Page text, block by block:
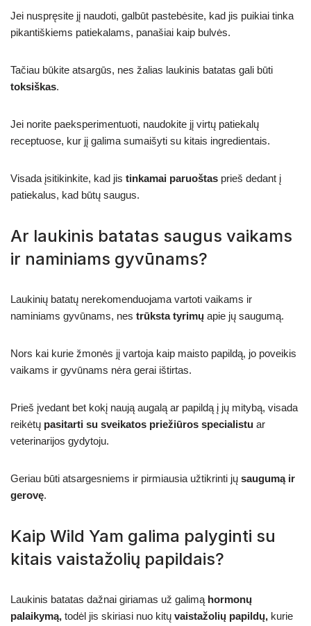
Jei nuspręsite jį naudoti, galbūt pastebėsite, kad jis puikiai tinka
pikantiškiems patiekalams, panašiai kaip bulvės.
Tačiau būkite atsargūs, nes žalias laukinis batatas gali būti
toksiškas.
Jei norite paeksperimentuoti, naudokite jį virtų patiekalų
receptuose, kur jį galima sumaišyti su kitais ingredientais.
Visada įsitikinkite, kad jis tinkamai paruoštas prieš dedant į
patiekalus, kad būtų saugus.
Ar laukinis batatas saugus vaikams
ir naminiams gyvūnams?
Laukinių batatų nerekomenduojama vartoti vaikams ir
naminiams gyvūnams, nes trūksta tyrimų apie jų saugumą.
Nors kai kurie žmonės jį vartoja kaip maisto papildą, jo poveikis
vaikams ir gyvūnams nėra gerai ištirtas.
Prieš įvedant bet kokį naują augalą ar papildą į jų mitybą, visada
reikėtų pasitarti su sveikatos priežiūros specialistu ar
veterinarijos gydytoju.
Geriau būti atsargesniems ir pirmiausia užtikrinti jų saugumą ir
gerovę.
Kaip Wild Yam galima palyginti su
kitais vaistažolių papildais?
Laukinis batatas dažnai giriamas už galimą hormonų
palaikymą, todėl jis skiriasi nuo kitų vaistažolių papildų, kurie